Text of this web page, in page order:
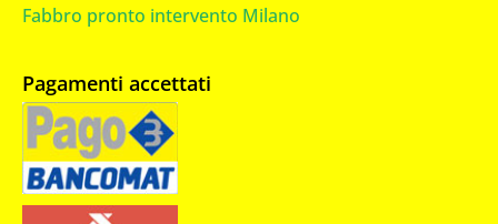
Fabbro pronto intervento Milano
Pagamenti accettati